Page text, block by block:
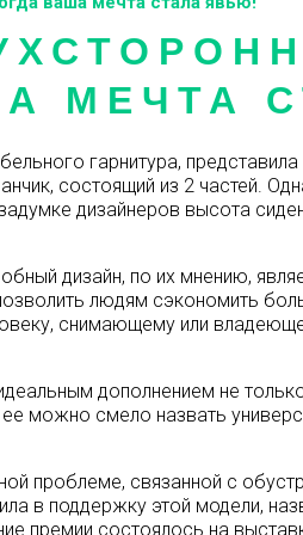
МЕЧТА
гарнитура,
состоящий из 2 частей.
дизайнеров высота
дизайн, по их мнению,
людям сэкономить
снимающему или
дополнением не
можно смело назвать
проблеме, связанной с
в поддержку этой модели,
премии состоялось на